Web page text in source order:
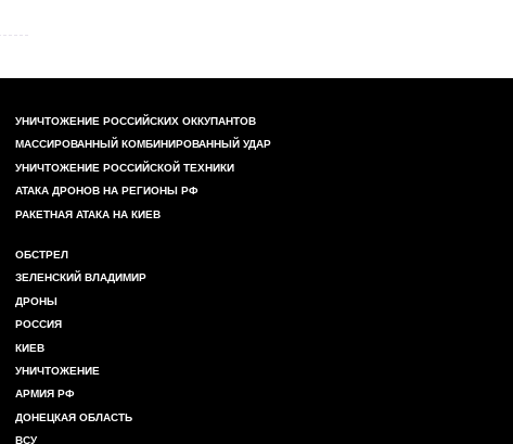
УНИЧТОЖЕНИЕ РОССИЙСКИХ ОККУПАНТОВ
МАССИРОВАННЫЙ КОМБИНИРОВАННЫЙ УДАР
УНИЧТОЖЕНИЕ РОССИЙСКОЙ ТЕХНИКИ
АТАКА ДРОНОВ НА РЕГИОНЫ РФ
РАКЕТНАЯ АТАКА НА КИЕВ
ОБСТРЕЛ
ЗЕЛЕНСКИЙ ВЛАДИМИР
ДРОНЫ
РОССИЯ
КИЕВ
УНИЧТОЖЕНИЕ
АРМИЯ РФ
ДОНЕЦКАЯ ОБЛАСТЬ
ВСУ